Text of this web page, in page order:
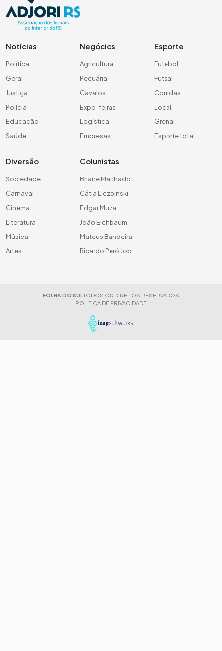
Notícias
Política
Geral
Justiça
Polícia
Educação
Saúde
Negócios
Agricultura
Pecuária
Cavalos
Expo-feiras
Logística
Empresas
Esporte
Futebol
Futsal
Corridas
Local
Grenal
Esporte total
Diversão
Sociedade
Carnaval
Cinema
Literatura
Música
Artes
Colunistas
Briane Machado
Cátia Liczbinski
Edgar Muza
João Eichbaum
Mateus Bandeira
Ricardo Peró Job
FOLHA DO SUL TODOS OS DIREITOS RESERVADOS
POLÍTICA DE PRIVACIDADE